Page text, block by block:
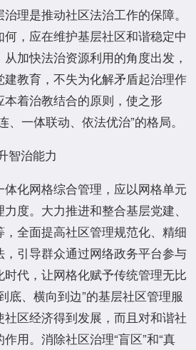
理是推动社区法治工作的保障。
，应在维护基层社区和谐稳定中
加快法治资源利用的角度出发，
教育，不失为化解矛盾起治理作
着治教结合的原则，使之形
、一体联动、依法优治”的格局。
智治能力
化网格综合管理，应以网格单元
度。大力推进和整合基层党建、
全面提高社区管理规范化、精细
引导群众通过网络政务平台参与
代，让网格化赋予传统管理无比
底、横向到边”的基层社区管理服
区经济得到发展，而且对和谐社
用。消除社区治理“盲区”和“真